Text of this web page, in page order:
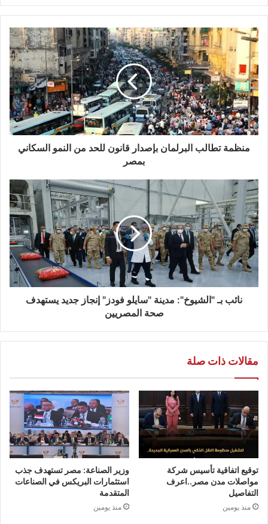
منظمة تطالب البرلمان بإصدار قانون للحد من النمو السكاني
بمصر
نائب بـ "الشيوخ": مدينة "سايلو فودز" إنجاز جديد يستهدف
صحة المصريين
مقالات ذات صلة
توقيع اتفاقية تأسيس شركة
مواصلات مدن مصر..اعرف
التفاصيل
منذ يومين
وزير الصناعة: مصر تستهدف جذب
استثمارات البريكس في الصناعات
المتقدمة
منذ يومين